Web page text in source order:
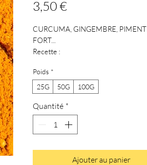
3,50 €Prix
CURCUMA, GINGEMBRE, PIMENT
FORT...
Recette :
Poids *
25G
50G 100G
Quantité *
Ajouter au panier